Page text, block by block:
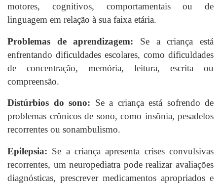
motores, cognitivos, comportamentais ou de
linguagem em relação à sua faixa etária.
Problemas de aprendizagem: Se a criança está
enfrentando dificuldades escolares, como dificuldades
de concentração, memória, leitura, escrita ou
compreensão.
Distúrbios do sono: Se a criança está sofrendo de
problemas crônicos de sono, como insônia, pesadelos
recorrentes ou sonambulismo.
Epilepsia: Se a criança apresenta crises convulsivas
recorrentes, um neuropediatra pode realizar avaliações
diagnósticas, prescrever medicamentos apropriados e